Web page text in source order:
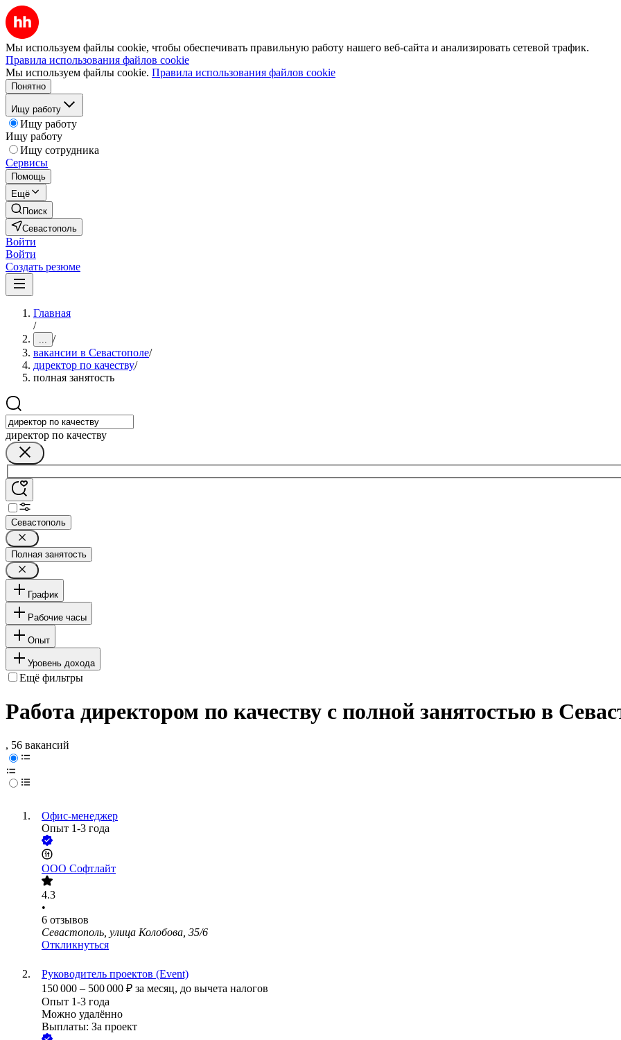
Мы используем файлы cookie, чтобы обеспечивать правильную работу нашего веб-сайта и анализировать сетевой трафик.
Правила использования файлов cookie
Мы используем файлы cookie. Правила использования файлов cookie
Понятно
Ищу работу
Ищу работу
Ищу работу
Ищу сотрудника
Сервисы
Помощь
Ещё
Поиск
Севастополь
Войти
Войти
Создать резюме
Главная
/
... /
вакансии в Севастополе/
директор по качеству/
полная занятость
директор по качеству
Севастополь
Полная занятость
График
Рабочие часы
Опыт
Уровень дохода
Ещё фильтры
Работа директором по качеству с полной занятостью в
, 56 вакансий
Офис-менеджер
Опыт 1-3 года
ООО Софтлайт
4.3
•
6 отзывов
Севастополь, улица Колобова, 35/6
Откликнуться
Руководитель проектов (Event)
150 000 – 500 000 ₽ за месяц, до вычета налогов
Опыт 1-3 года
Можно удалённо
Выплаты: За проект